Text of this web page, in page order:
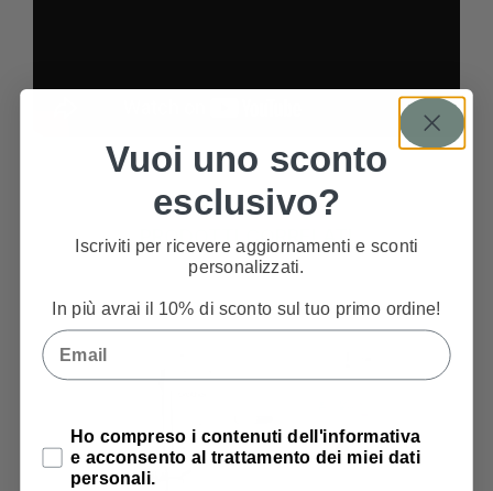
PRODOTTI CORRELATI
Vuoi uno sconto
esclusivo?
Iscriviti per ricevere aggiornamenti e sconti
personalizzati.
In più avrai il 10% di sconto sul tuo primo ordine!
Email
Privacy Policy
Ho compreso i contenuti dell'informativa
e acconsento al trattamento dei miei dati
personali.